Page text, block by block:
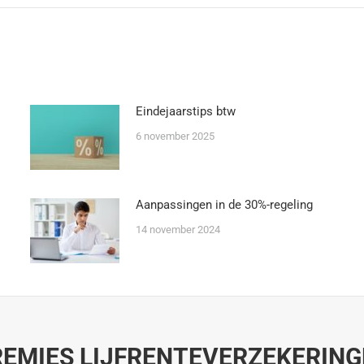
Eindejaarstips btw
6 november 2025
Aanpassingen in de 30%-regeling
14 november 2024